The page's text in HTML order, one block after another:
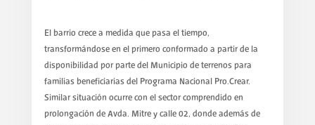
El barrio crece a medida que pasa el tiempo,
transformándose en el primero conformado a partir de la
disponibilidad por parte del Municipio de terrenos para
familias beneficiarias del Programa Nacional Pro.Crear.
Similar situación ocurre con el sector comprendido en
prolongación de Avda. Mitre y calle 02, donde además de